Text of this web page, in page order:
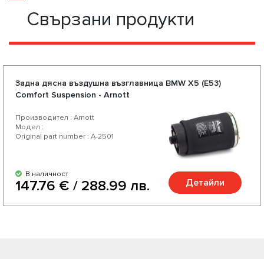
Свързани продукти
Задна дясна въздушна възглавница BMW X5 (E53)
Comfort Suspension - Arnott
Производител : Arnott
Модел :
Original part number : A-2501
В наличност
147.76 € / 288.99 лв. Детайли